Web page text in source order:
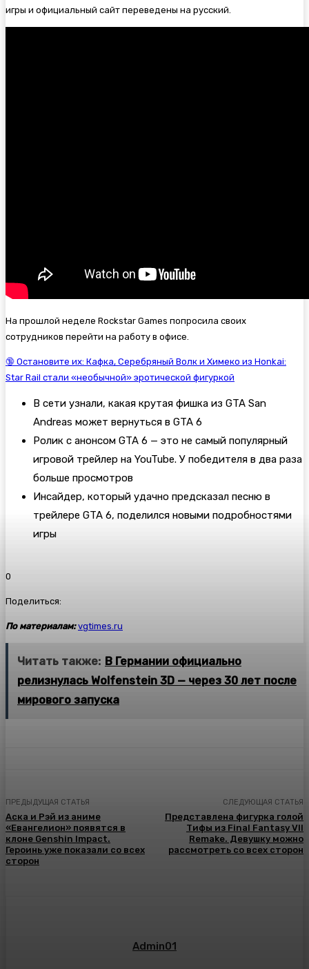
игры и официальный сайт переведены на русский.
На прошлой неделе Rockstar Games попросила своих
сотрудников перейти на работу в офисе.
🔞 Остановите их: Кафка, Серебряный Волк и Химеко из Honkai:
Star Rail стали «необычной» эротической фигуркой
В сети узнали, какая крутая фишка из GTA San
Andreas может вернуться в GTA 6
Ролик с анонсом GTA 6 — это не самый популярный
игровой трейлер на YouTube. У победителя в два раза
больше просмотров
Инсайдер, который удачно предсказал песню в
трейлере GTA 6, поделился новыми подробностями
игры
0
Поделиться:
По материалам: vgtimes.ru
Читать также: В Германии официально
релизнулась Wolfenstein 3D — через 30 лет после
мирового запуска
ПРЕДЫДУЩАЯ СТАТЬЯ
Аска и Рэй из аниме
«Евангелион» появятся в
клоне Genshin Impact.
Героинь уже показали со всех
сторон
СЛЕДУЮЩАЯ СТАТЬЯ
Представлена фигурка голой
Тифы из Final Fantasy VII
Remake. Девушку можно
рассмотреть со всех сторон
Admin01